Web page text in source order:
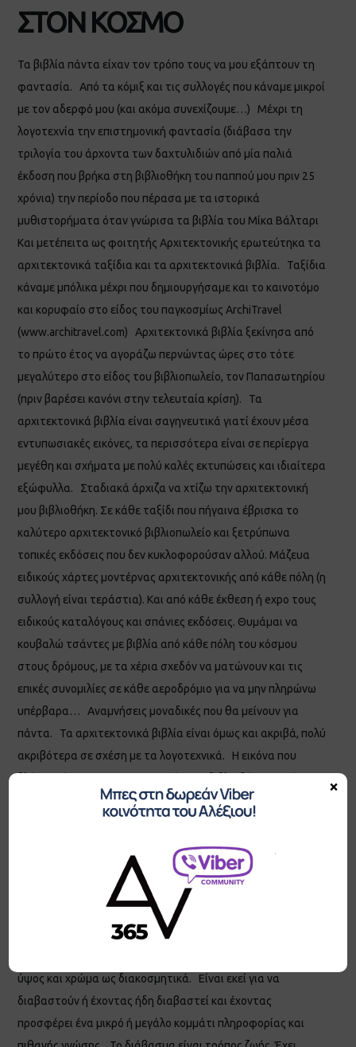
ΣΤΟΝ ΚΟΣΜΟ
Τα βιβλία πάντα είχαν τον τρόπο τους να μου εξάπτουν τη
φαντασία. Από τα κόμιξ και τις συλλογές που κάναμε μικροί
με τον αδερφό μου (και ακόμα συνεχίζουμε…) Μέχρι τη
λογοτεχνία την επιστημονική φαντασία (διάβασα την
τριλογία του άρχοντα των δαχτυλιδιών από μία παλιά
έκδοση που βρήκα στη βιβλιοθήκη του παππού μου πριν 25
χρόνια) την περίοδο που πέρασα με τα ιστορικά
μυθιστορήματα όταν γνώρισα τα βιβλία του Μίκα Βάλταρι
Και μετέπειτα ως φοιτητής Αρχιτεκτονικής ερωτεύτηκα τα
αρχιτεκτονικά ταξίδια και τα αρχιτεκτονικά βιβλία. Ταξίδια
κάναμε μπόλικα μέχρι που δημιουργήσαμε και το καινοτόμο
και κορυφαίο στο είδος του παγκοσμίως ArchiTravel
(www.architravel.com) Αρχιτεκτονικά βιβλία ξεκίνησα από
το πρώτο έτος να αγοράζω περνώντας ώρες στο τότε
μεγαλύτερο στο είδος του βιβλιοπωλείο, τον Παπασωτηρίου
(πριν βαρέσει κανόνι στην τελευταία κρίση). Τα
αρχιτεκτονικά βιβλία είναι σαγηνευτικά γιατί έχουν μέσα
εντυπωσιακές εικόνες, τα περισσότερα είναι σε περίεργα
μεγέθη και σχήματα με πολύ καλές εκτυπώσεις και ιδιαίτερα
εξώφυλλα. Σταδιακά άρχιζα να χτίζω την αρχιτεκτονική
μου βιβλιοθήκη. Σε κάθε ταξίδι που πήγαινα έβρισκα το
καλύτερο αρχιτεκτονικό βιβλιοπωλείο και ξετρύπωνα
τοπικές εκδόσεις που δεν κυκλοφορούσαν αλλού. Μάζευα
ειδικούς χάρτες μοντέρνας αρχιτεκτονικής από κάθε πόλη (η
συλλογή είναι τεράστια). Και από κάθε έκθεση ή expo τους
ειδικούς καταλόγους και σπάνιες εκδόσεις. Θυμάμαι να
κουβαλώ τσάντες με βιβλία από κάθε πόλη του κόσμου
στους δρόμους, με τα χέρια σχεδόν να ματώνουν και τις
επικές συνομιλίες σε κάθε αεροδρόμιο για να μην πληρώνω
υπέρβαρα… Αναμνήσεις μοναδικές που θα μείνουν για
πάντα. Τα αρχιτεκτονικά βιβλία είναι όμως και ακριβά, πολύ
ακριβότερα σε σχέση με τα λογοτεχνικά. Η εικόνα που
κάποια στιγμή με ρώτησε ένας φίλος πόσα χρήματα έχω
ξοδέψει για όλα αυτά, απάντησα ότι δεν ξόδεψα τίποτε.
Επένδυσα σε γνώσεις, εικόνες και συναισθήματα ένα μεγάλο
πενταψήφιο νούμερο. Και θα το ξαναέκανα από την αρχή
όλο αυτό. Τα τελευταία χρόνια που ασχολούμαι βαθιά με
την προσωπική ανάπτυξης έχω δημιουργήσει μία αντίστοιχη
βιβλιοθήκη με βιβλία αυτού του κλάδου. Τα οποία φυσικά
ύψος και χρώμα ως διακοσμητικά. Είναι εκεί για να
διαβαστούν ή έχοντας ήδη διαβαστεί και έχοντας
προσφέρει ένα μικρό ή μεγάλο κομμάτι πληροφορίας και
×